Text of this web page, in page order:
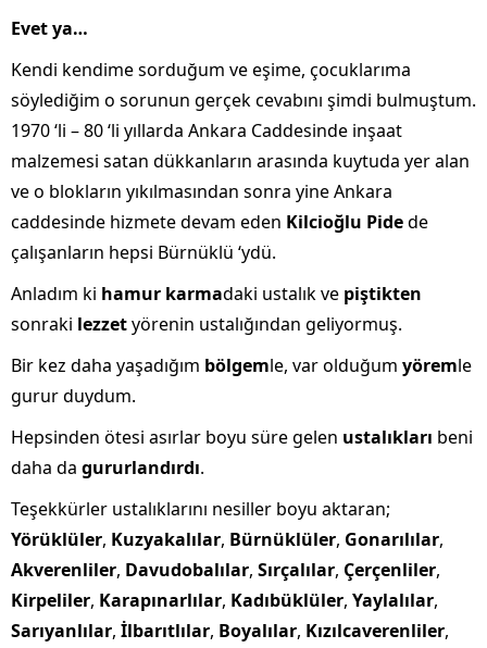
Evet ya…
Kendi kendime sorduğum ve eşime, çocuklarıma
söylediğim o sorunun gerçek cevabını şimdi bulmuştum.
1970 ‘li – 80 ‘li yıllarda Ankara Caddesinde inşaat
malzemesi satan dükkanların arasında kuytuda yer alan
ve o blokların yıkılmasından sonra yine Ankara
caddesinde hizmete devam eden Kilcioğlu Pidede
çalışanların hepsi Bürnüklü ‘ydü.
Anladım ki hamur karmadaki ustalık ve piştikten
sonraki lezzetyörenin ustalığından geliyormuş.
Bir kez daha yaşadığım bölgemle, var olduğum yöremle
gurur duydum.
Hepsinden ötesi asırlar boyu süre gelen ustalıkları beni
daha da gururlandırdı.
Teşekkürler ustalıklarını nesiller boyu aktaran;
Yörüklüler, Kuzyakalılar, Bürnüklüler, Gonarılılar,
Akverenliler, Davudobalılar, Sırçalılar, Çerçenliler,
Kirpeliler, Karapınarlılar, Kadıbüklüler, Yaylalılar,
Sarıyanlılar, İlbarıtlılar, Boyalılar, Kızılcaverenliler,